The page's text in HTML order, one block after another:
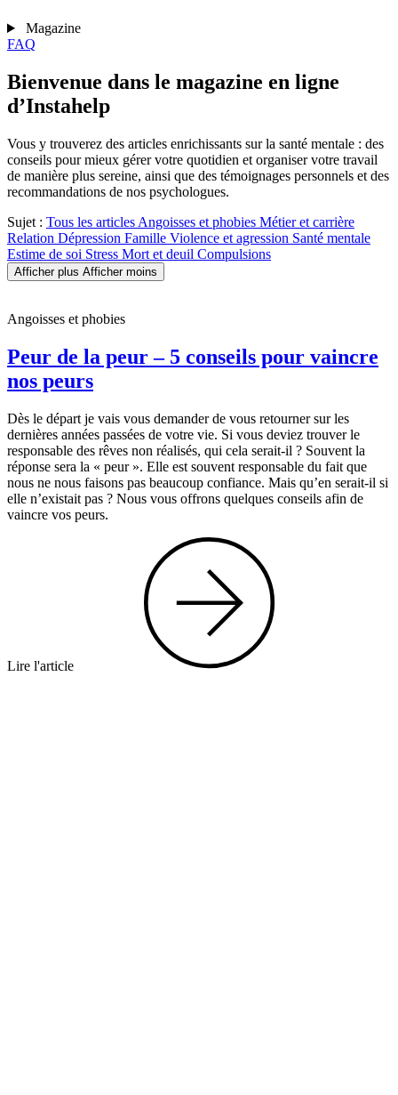
Magazine
FAQ
Bienvenue dans le magazine en ligne
d’Instahelp
Vous y trouverez des articles enrichissants sur la santé mentale : des
conseils pour mieux gérer votre quotidien et organiser votre travail
de manière plus sereine, ainsi que des témoignages personnels et des
recommandations de nos psychologues.
Sujet : Tous les articles Angoisses et phobies Métier et carrière
Relation Dépression Famille Violence et agression Santé mentale
Estime de soi Stress Mort et deuil Compulsions
Afficher plus Afficher moins
Angoisses et phobies
Peur de la peur – 5 conseils pour vaincre
nos peurs
Dès le départ je vais vous demander de vous retourner sur les
dernières années passées de votre vie. Si vous deviez trouver le
responsable des rêves non réalisés, qui cela serait-il ? Souvent la
réponse sera la « peur ». Elle est souvent responsable du fait que
nous ne nous faisons pas beaucoup confiance. Mais qu’en serait-il si
elle n’existait pas ? Nous vous offrons quelques conseils afin de
vaincre vos peurs.
Lire l'article